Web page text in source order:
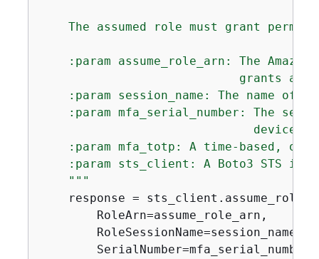
The assumed role must grant
:param assume_role_arn: The Amazon
grants
:param session_name: The name of
:param mfa_serial_number: The
device,
:param mfa_totp: A time-based,
:param sts_client: A Boto3 STS
    """
    response = sts_client.assume_role(
        RoleArn=assume_role_arn,
        RoleSessionName=session_name,
        SerialNumber=mfa_serial_number,